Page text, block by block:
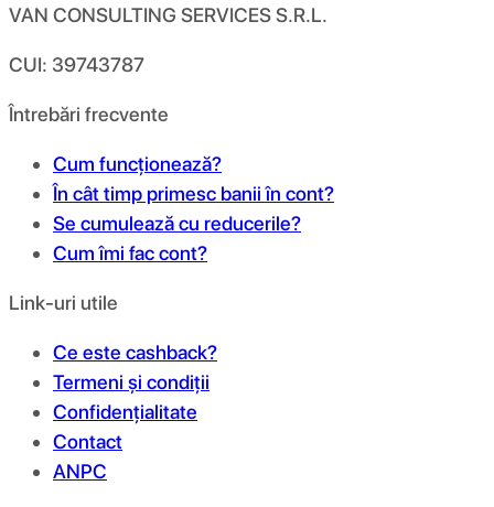
VAN CONSULTING SERVICES S.R.L.
CUI: 39743787
Întrebări frecvente
Cum funcționează?
În cât timp primesc banii în cont?
Se cumulează cu reducerile?
Cum îmi fac cont?
Link-uri utile
Ce este cashback?
Termeni și condiții
Confidențialitate
Contact
ANPC